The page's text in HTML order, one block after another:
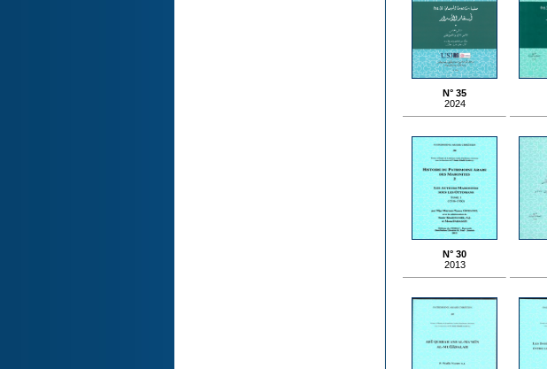
N° 35
2024
N° 30
2013